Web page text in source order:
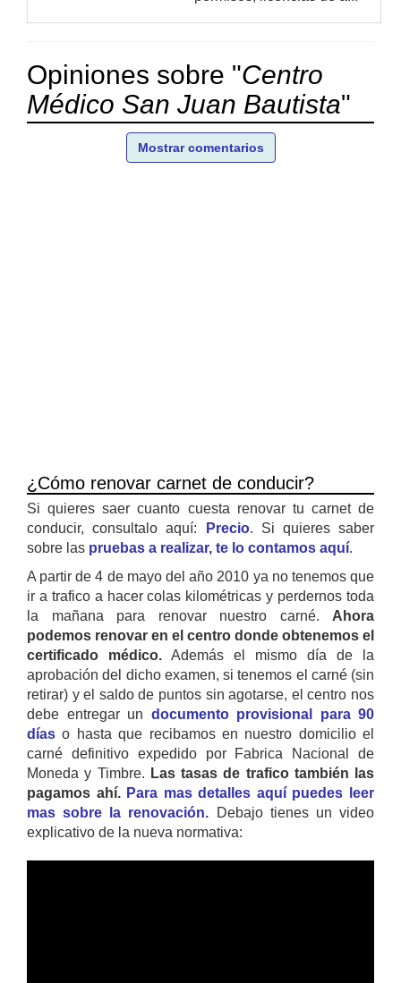
Opiniones sobre "Centro
Médico San Juan Bautista"
Mostrar comentarios
¿Cómo renovar carnet de conducir?
Si quieres saer cuanto cuesta renovar tu carnet de
conducir, consultalo aquí:
Precio. Si quieres saber
sobre las pruebas a realizar, te lo contamos aquí.
A partir de 4 de mayo del año 2010 ya no tenemos que
ir a trafico a hacer colas kilométricas y perdernos toda
la mañana para renovar nuestro carné. Ahora
podemos renovar en el centro donde obtenemos el
certificado médico. Además el mismo día de la
aprobación del dicho examen, si tenemos el carné (sin
retirar) y el saldo de puntos sin agotarse, el centro nos
debe entregar un documento provisional para 90
días o hasta que recibamos en nuestro domicilio el
carné definitivo expedido por Fabrica Nacional de
Moneda y Timbre. Las tasas de trafico también las
pagamos ahí. Para mas detalles aquí puedes leer
mas sobre la renovación. Debajo tienes un video
explicativo de la nueva normativa: